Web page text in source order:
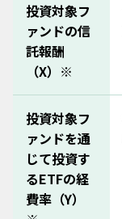
投資対象フ
ァンドの信
託報酬
（X）※
投資対象フ
ァンドを通
じて投資す
るETFの経
費率（Y）